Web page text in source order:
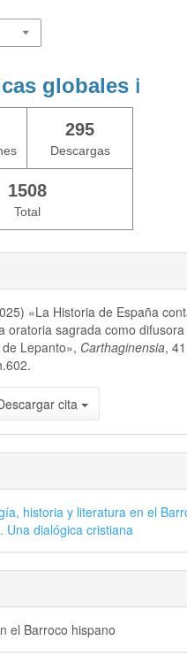
globales ℹ️
295
Descargas
1508
Total
«La Historia de España
oratoria sagrada como
Lepanto», Carthaginensia,
cita
historia y literatura en el
Una dialógica cristiana
el Barroco hispano